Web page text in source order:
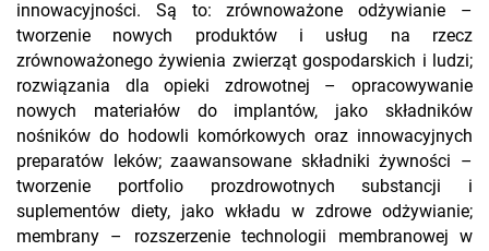
innowacyjności. Są to: zrównoważone odżywianie –
tworzenie nowych produktów i usług na rzecz
zrównoważonego żywienia zwierząt gospodarskich i ludzi;
rozwiązania dla opieki zdrowotnej – opracowywanie
nowych materiałów do implantów, jako składników
nośników do hodowli komórkowych oraz innowacyjnych
preparatów leków; zaawansowane składniki żywności –
tworzenie portfolio prozdrowotnych substancji i
suplementów diety, jako wkładu w zdrowe odżywianie;
membrany – rozszerzenie technologii membranowej w